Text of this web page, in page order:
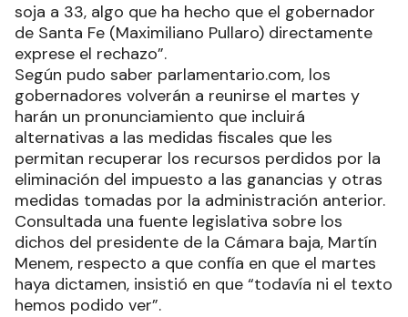
soja a 33, algo que ha hecho que el gobernador
de Santa Fe (Maximiliano Pullaro) directamente
exprese el rechazo”.
Según pudo saber parlamentario.com, los
gobernadores volverán a reunirse el martes y
harán un pronunciamiento que incluirá
alternativas a las medidas fiscales que les
permitan recuperar los recursos perdidos por la
eliminación del impuesto a las ganancias y otras
medidas tomadas por la administración anterior.
Consultada una fuente legislativa sobre los
dichos del presidente de la Cámara baja, Martín
Menem, respecto a que confía en que el martes
haya dictamen, insistió en que “todavía ni el texto
hemos podido ver”.